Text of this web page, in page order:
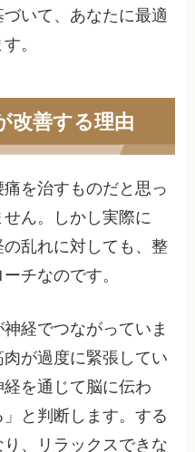
いて、あなたに最適
。
改善する理由
を治すものだと思っ
ん。しかし実際に
乱れに対しても、整
チなのです。
経でつながっていま
が過度に緊張してい
を通じて脳に伝わ
と判断します。する
、リラックスできな